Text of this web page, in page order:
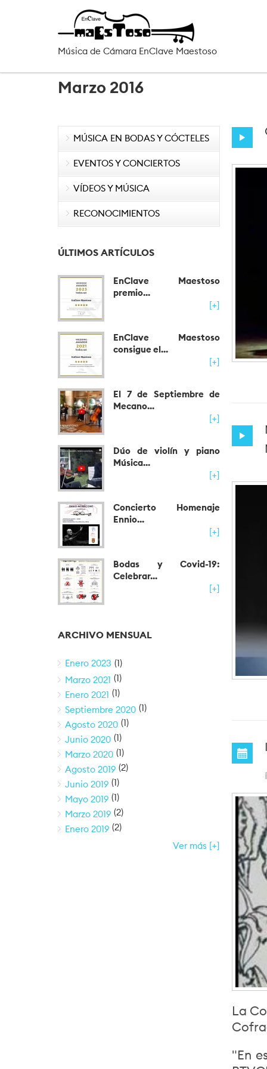
Música de Cámara EnClave Maestoso
Marzo 2016
MÚSICA EN BODAS Y CÓCTELES
EVENTOS Y CONCIERTOS
VÍDEOS Y MÚSICA
RECONOCIMIENTOS
ÚLTIMOS ARTÍCULOS
EnClave Maestoso
premio...
[+]
EnClave Maestoso
consigue el...
[+]
El 7 de Septiembre de
Mecano...
[+]
Dúo de violín y piano
Música...
[+]
Concierto Homenaje
Ennio...
[+]
Bodas y Covid-19:
Celebrar...
[+]
ARCHIVO MENSUAL
Enero 2023 (1)
Marzo 2021 (1)
Enero 2021 (1)
Septiembre 2020 (1)
Agosto 2020 (1)
Junio 2020 (1)
Marzo 2020 (1)
Agosto 2019 (2)
Junio 2019 (1)
Mayo 2019 (1)
Marzo 2019 (2)
Enero 2019 (2)
Ver más [+]
La
"En